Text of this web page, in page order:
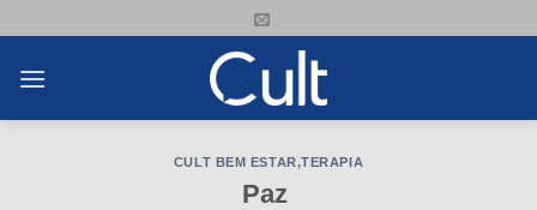
content
CULT BEM ESTAR,TERAPIA
Paz